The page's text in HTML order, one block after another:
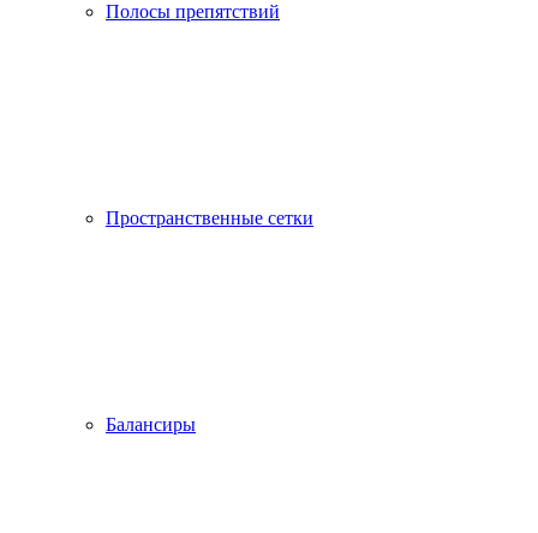
Полосы препятствий
Пространственные сетки
Балансиры